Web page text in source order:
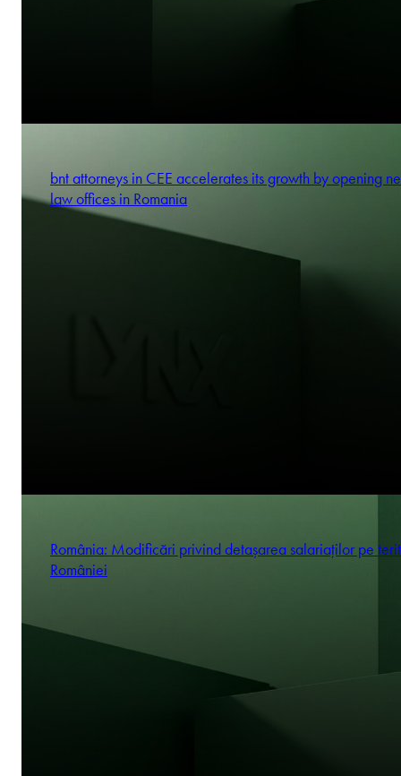
bnt attorneys in CEE accelerates its growth by opening
law offices in Romania
România: Modificări privind detașarea salariaților pe
României